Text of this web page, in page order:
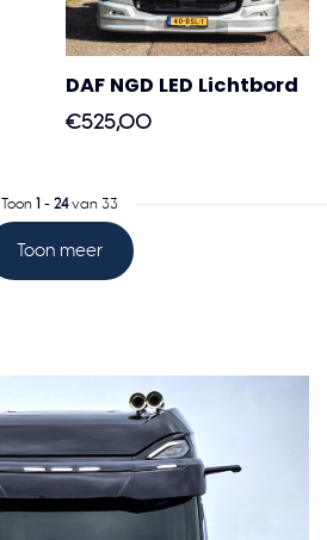
DAF NGD LED Lichtbord
€525,00
Toon 1 - 24van 33
Toon meer